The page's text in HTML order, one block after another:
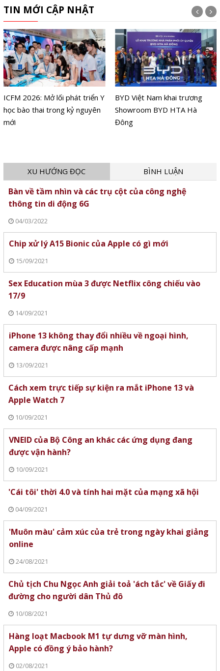
TIN MỚI CẬP NHẬT
ICFM 2026: Mở lối phát triển Y
học bào thai trong kỷ nguyên
mới
BYD Việt Nam khai trương
Showroom BYD HTA Hà
Đông
XU HƯỚNG ĐỌC BÌNH LUẬN
Bàn về tầm nhìn và các trụ cột của công nghệ
thông tin di động 6G
04/03/2022
Chip xử lý A15 Bionic của Apple có gì mới
15/09/2021
Sex Education mùa 3 được Netflix công chiếu vào
17/9
14/09/2021
iPhone 13 không thay đổi nhiều về ngoại hình,
camera được nâng cấp mạnh
13/09/2021
Cách xem trực tiếp sự kiện ra mắt iPhone 13 và
Apple Watch 7
10/09/2021
VNEID của Bộ Công an khác các ứng dụng đang
được vận hành?
10/09/2021
'Cái tôi' thời 4.0 và tính hai mặt của mạng xã hội
04/09/2021
'Muôn màu' cảm xúc của trẻ trong ngày khai giảng
online
24/08/2021
Chủ tịch Chu Ngọc Anh giải toả 'ách tắc' về Giấy đi
đường cho người dân Thủ đô
10/08/2021
Hàng loạt Macbook M1 tự dưng vỡ màn hình,
Apple có đồng ý bảo hành?
02/08/2021